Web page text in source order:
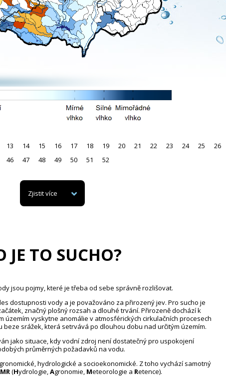
13 14 15 16 17 18 19 20 21 22 23 24 25 26
46 47 48 49 50 51 52
Zjistit více
JE TO SUCHO?
jsou pojmy, které je třeba od sebe správně rozlišovat.
dostupnosti vody a je považováno za přirozený jev. Pro sucho je
značný plošný rozsah a dlouhé trvání. Přirozeně dochází k
územím vyskytne anomálie v atmosférických cirkulačních procesech
srážek, která setrvává po dlouhou dobu nad určitým územím.
jako situace, kdy vodní zdroj není dostatečný pro uspokojení
průměrných požadavků na vodu.
hydrologické a socioekonomické. Z toho vychází samotný
(Hydrologie,Agronomie, Meteorologie a Retence).